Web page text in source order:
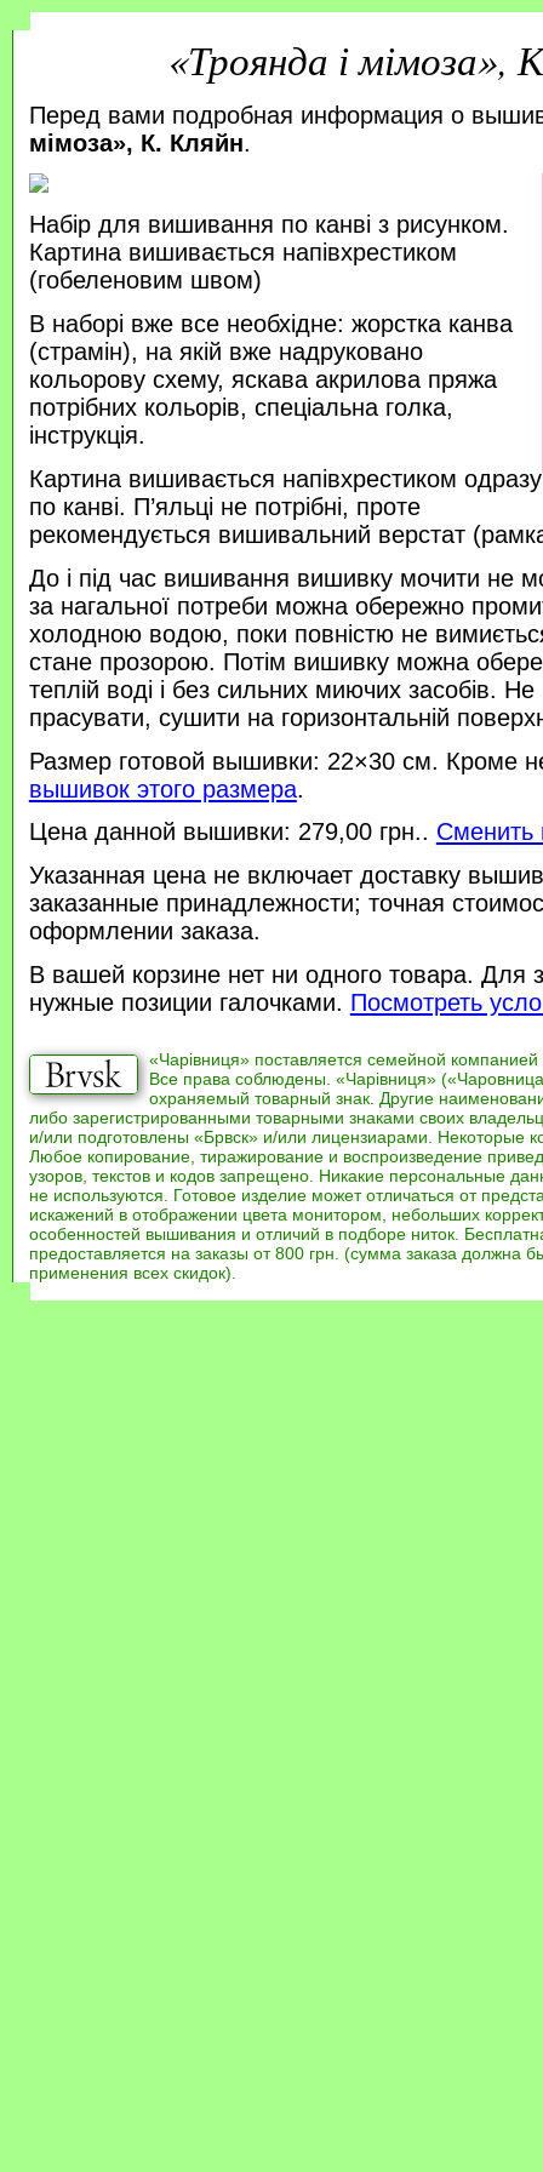
«Троянда і мімоза»,
Перед вами подробная информация о
мімоза», К. Кляйн.
Набір для вишивання по канві з рисунком.
Картина вишивається напівхрестиком
(гобеленовим швом)
В наборі вже все необхідне: жорстка канва
(страмін), на якій вже надруковано
кольорову схему, яскава акрилова пряжа
потрібних кольорів, спеціальна голка,
інструкція.
Картина вишивається напівхрестиком одразу
по канві. П’яльці не потрібні, проте
рекомендується вишивальний верстат
До і під час вишивання вишивку мочити не
за нагальної потреби можна обережно
холодною водою, поки повністю не
стане прозорою. Потім вишивку можна
теплій воді і без сильних миючих засобів.
прасувати, сушити на горизонтальній
Размер готовой вышивки: 22×30 см. Кроме
вышивок этого размера.
Цена данной вышивки: 279,00 грн.. Сменить
Указанная цена не включает доставку
заказанные принадлежности; точная
оформлении заказа.
В вашей корзине нет ни одного товара. Для
нужные позиции галочками. Посмотреть
«Чарівниця» поставляется семейной компанией
Все права соблюдены. «Чарівниця»
охраняемый товарный знак. Другие
либо зарегистрированными товарными знаками своих
и/или подготовлены «Брвск» и/или лицензиарами. Некоторые
Любое копирование, тиражирование и воспроизведение
узоров, текстов и кодов запрещено. Никакие персональные
не используются. Готовое изделие может отличаться от
искажений в отображении цвета монитором, небольших
особенностей вышивания и отличий в подборе ниток.
предоставляется на заказы от 800 грн. (сумма заказа должна
применения всех скидок).